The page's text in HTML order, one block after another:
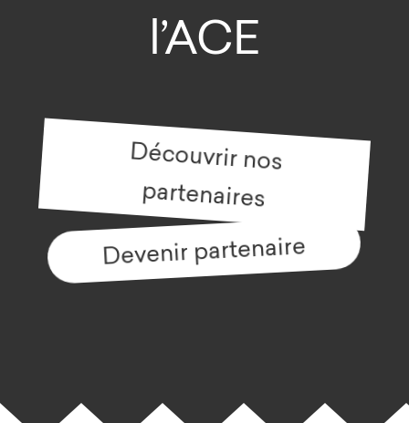
l’ACE
Découvrir nos
partenaires
Devenir partenaire